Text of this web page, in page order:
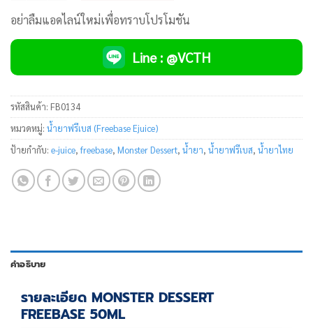
อย่าลืมแอดไลน์ใหม่เพื่อทราบโปรโมชัน
Line : @VCTH
รหัสสินค้า: FB0134
หมวดหมู่: น้ำยาฟรีเบส (Freebase Ejuice)
ป้ายกำกับ: e-juice,freebase, Monster Dessert, น้ำยา, น้ำยาฟรีเบส, น้ำยาไทย
คำอธิบาย
รายละเอียด MONSTER DESSERT
FREEBASE 50ML